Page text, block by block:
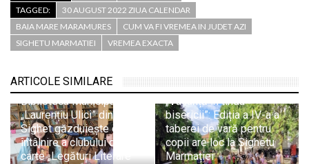
TAGGED:
30 AUGUST 2022 ZIUA CALENDAR
BAIA MARE MARAMURES
CUM VA FI VREMEA IN JUDET AZI
SIGHETU MARMATIEI
VREMEA EXACTA
ARTICOLE SIMILARE
Biblioteca Municipală
„Laurențiu Ulici” din
Sighet găzduiește o nouă
întâlnire a clubului de
carte „Legături Literare”
„Vacanță în tinda
bisericii”: Ediția a IV-a a
taberei de vară pentru
copii are loc la Sighetu
Marmației